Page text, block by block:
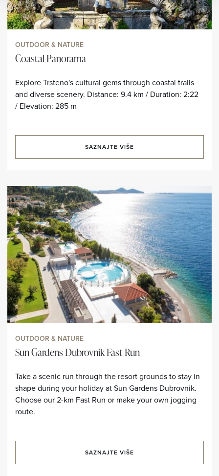
OUTDOOR & NATURE
Coastal Panorama
Explore Trsteno's cultural gems through coastal trails
and diverse scenery. Distance: 9.4 km / Duration: 2:22
/ Elevation: 285 m
SAZNAJTE VIŠE
OUTDOOR & NATURE
Sun Gardens Dubrovnik Fast Run
Take a scenic run through the resort grounds to stay in
shape during your holiday at Sun Gardens Dubrovnik.
Choose our 2-km Fast Run or make your own jogging
route.
SAZNAJTE VIŠE